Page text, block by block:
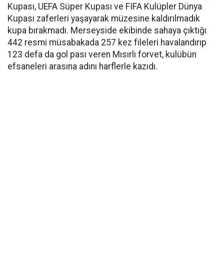
Kupası, UEFA Süper Kupası ve FIFA Kulüpler Dünya
Kupası zaferleri yaşayarak müzesine kaldırılmadık
kupa bırakmadı. Merseyside ekibinde sahaya çıktığı
442 resmi müsabakada 257 kez fileleri havalandırıp
123 defa da gol pası veren Mısırlı forvet, kulübün
efsaneleri arasına adını harflerle kazıdı.